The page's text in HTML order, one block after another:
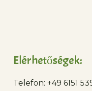
Elérhetőségek:
Telefon: +49 6151